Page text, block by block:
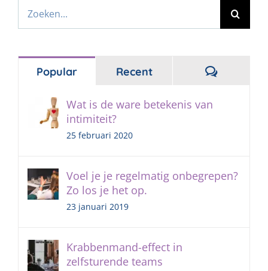
Zoeken
Popular Recent Reacties
Wat is de ware betekenis van
intimiteit?
25 februari 2020
Voel je je regelmatig onbegrepen?
Zo los je het op.
23 januari 2019
Krabbenmand-effect in
zelfsturende teams